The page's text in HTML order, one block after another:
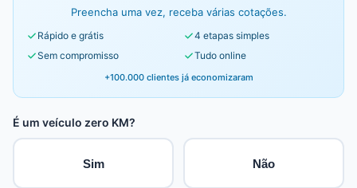
Preencha uma vez, receba várias cotações.
Rápido e grátis
4 etapas simples
Sem compromisso
Tudo online
+100.000 clientes já economizaram
É um veículo zero KM?
Sim Não